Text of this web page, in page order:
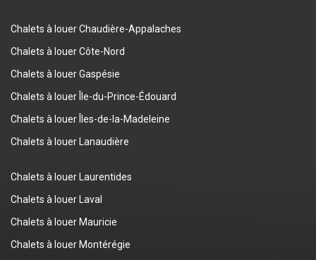
Chalets à louer Chaudière-Appalaches
Chalets à louer Côte-Nord
Chalets à louer Gaspésie
Chalets à louer Île-du-Prince-Édouard
Chalets à louer Îles-de-la-Madeleine
Chalets à louer Lanaudière
Chalets à louer Laurentides
Chalets à louer Laval
Chalets à louer Mauricie
Chalets à louer Montérégie